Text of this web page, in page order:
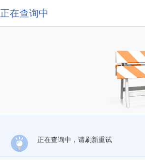
正在查询中
正在查询中，请刷新重试